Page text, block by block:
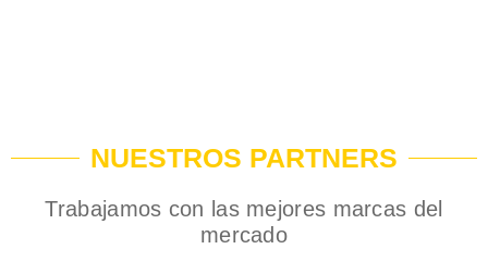
NUESTROS PARTNERS
Trabajamos con las mejores marcas del
mercado